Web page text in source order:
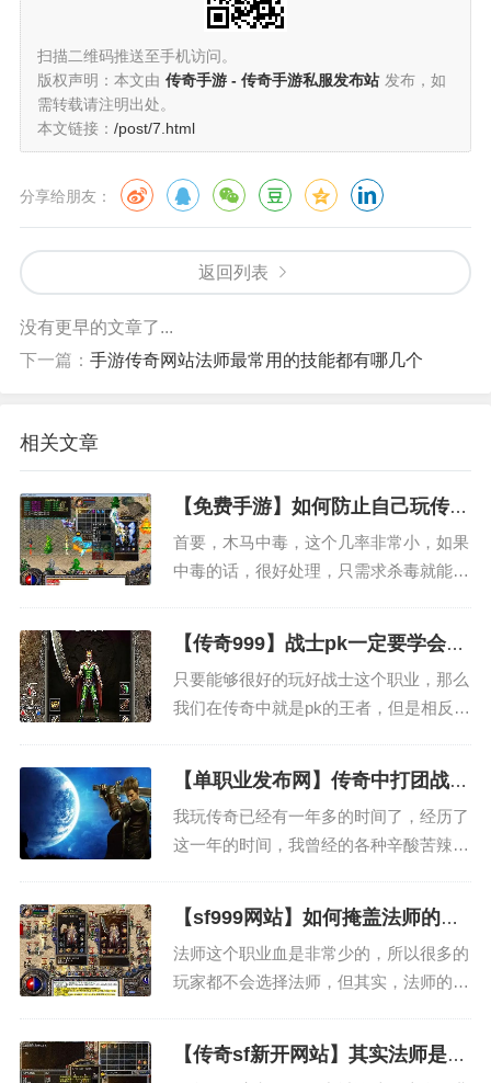
扫描二维码推送至手机访问。
版权声明：本文由 传奇手游 - 传奇手游私服发布站 发布，如
需转载请注明出处。
本文链接： /post/7.html
分享给朋友：
返回列表
没有更早的文章了...
下一篇： 手游传奇网站法师最常用的技能都有哪几个
相关文章
【免费手游】如何防止自己玩传奇
的时候中病毒
首要，木马中毒，这个几率非常小，如果
中毒的话，很好处理，只需求杀毒就能够
专门为传奇建一个文件夹，长时间下来，
在这个文件夹里边下载许多东西，损坏的
游戏文件，所以就登不上去...
【传奇999】战士pk一定要学会先
发制人
只要能够很好的玩好战士这个职业，那么
我们在传奇中就是pk的王者，但是相反，
的时候也必须要掌握很多的传奇999方法
和细节，同时在pk的时候一定要尽可能的
摸索出一些方法，...
【单职业发布网】传奇中打团战需
要注意哪一些细节？
我玩传奇已经有一年多的时间了，经历了
这一年的时间，我曾经的各种辛酸苦辣，
行会中有许多的兄弟朋友在升级和打装备
的时候都愿意帮助我。我自认为我玩传奇
玩的还是非常不错的，至少...
【sf999网站】如何掩盖法师的缺
点
法师这个职业血是非常少的，所以很多的
玩家都不会选择法师，但其实，法师的血
点，遇到一个职业的优点，虽然说法师这
【传奇sf新开网站】其实法师是传